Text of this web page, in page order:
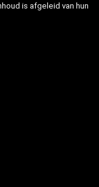
is afgeleid van hun